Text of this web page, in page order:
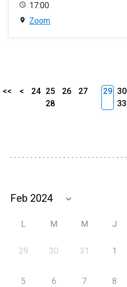
17:00
Zoom
<< < 24 25 26
27
28
29 30
33
L M M J
29 30 31 1
5 6 7 8